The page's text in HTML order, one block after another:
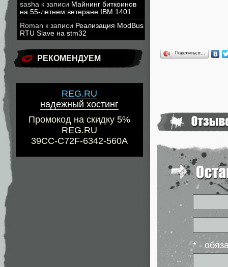
sasha к записи Майнинг биткоинов
на 55-летнем ветеране IBM 1401
Roman к записи Реализация ModBus
RTU Slave на stm32
РЕКОМЕНДУЕМ
REG.RU
надежный хостинг
Промокод на скидку 5%
REG.RU
39CC-C72F-6342-560A
Поделиться…
* -